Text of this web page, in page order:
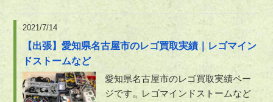
2021/7/14
【出張】愛知県名古屋市のレゴ買取実績｜レゴマイン
ドストームなど
愛知県名古屋市のレゴ買取実績ペー
ジです。レゴマインドストームなど